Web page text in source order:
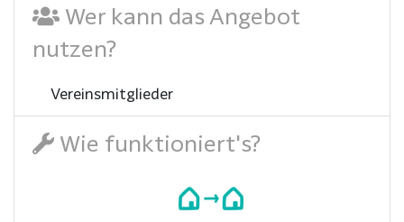
Wer kann das Angebot
nutzen?
Vereinsmitglieder
Wie funktioniert's?